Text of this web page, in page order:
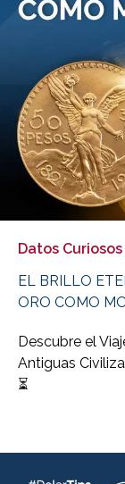
Datos Curiosos
EL BRILLO
ORO COMO
Descubre el
Antiguas
⏳